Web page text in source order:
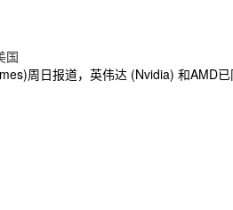
国
周日报道，英伟达 (Nvidia) 和AMD